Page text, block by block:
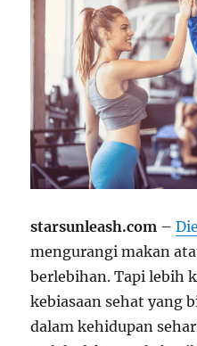
starsunleash.com –
mengurangi makan
berlebihan. Tapi lebih
kebiasaan sehat yang
dalam kehidupan